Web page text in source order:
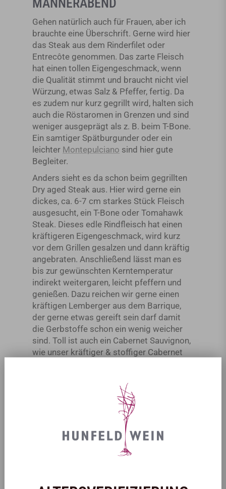
Gehen natürlich auch für Frauen, aber ich
brauchte eine Überschrift. Gerne wird hier
das Steak aus dem Rinderfilet oder
Entrecôte genommen. Das zarte Fleisch
hat einen tollen Eigengeschmack, wenn
die Qualität stimmt und braucht nicht viel
Würzung, etwas Salz & Pfeffer, fertig. Da
es zudem nur kurz gegrillt wird, halten sich
auch die Röstaromen in Grenzen und sind
weniger ausgeprägt als z. B. beim T-Bone.
Ein samtiger Spätburgunder oder ein
leichter Montepulciano sind hier gute
Begleiter.
Anders sieht es da schon beim gegrillten
Dry aged Steak aus. Hier wird gerne ein
dickes, ca. 6-7 cm starkes Stück Fleisch
ausgesucht, ein T-Bone oder Tomahawk
Steak. Dieses edle Rindfleisch hat einen
kräftigeren Eigengeschmack, wird kurz
vor dem Grillen gesalzen und dann kräftig
angebraten. Anschließend lässt man es
bis zur gewünschten Kerntemperatur
indirekt weitergaren, leicht pfeffern und
genießen. Dazu reichen wir gerne einen
kräftigen Lemberger aus dem Barrique,
der gerne etwas gereift sein darf damit
die Gerbstoffe schon ein wenig weicher
sind. Toll ist auch ein Cabernet Sauvignon,
wie unser kräftiger & stoffiger Cabernet
Ich gebe Ihnen mal einen kurzen Überblick:
kräftiger Riesling,
Grauburgunder (z. B. Salwey Kabinett
trocken aus Baden), Silvaner.
Spätburgunder,